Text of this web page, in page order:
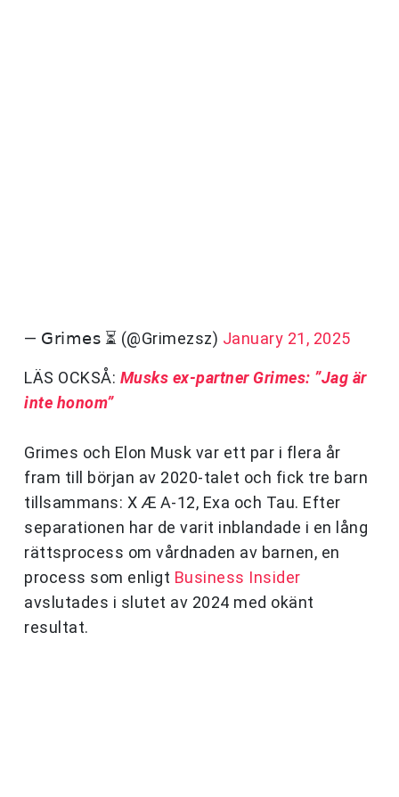
— 𝖦𝗋𝗂𝗆𝖾𝗌 ⏳ (@Grimezsz) January 21, 2025
LÄS OCKSÅ: Musks ex-partner Grimes: ”Jag är
inte honom”
Grimes och Elon Musk var ett par i flera år
fram till början av 2020-talet och fick tre barn
tillsammans: X Æ A-12, Exa och Tau. Efter
separationen har de varit inblandade i en lång
rättsprocess om vårdnaden av barnen, en
process som enligt Business Insider
avslutades i slutet av 2024 med okänt
resultat.